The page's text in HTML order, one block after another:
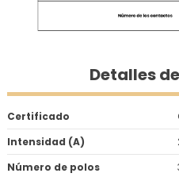
Detalles
Certificado
Intensidad (A)
Número de polos